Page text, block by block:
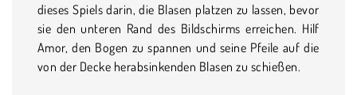
dieses Spiels darin, die Blasen platzen zu lassen, bevor
sie den unteren Rand des Bildschirms erreichen. Hilf
Amor, den Bogen zu spannen und seine Pfeile auf die
von der Decke herabsinkenden Blasen zu schießen.